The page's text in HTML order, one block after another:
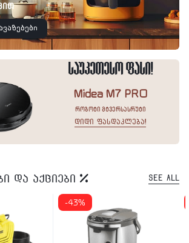
საუკეთესო ფასი!
Midea M7 PRO
რობოტი მტვერსასრუტი
დიდი ფასდაკლება!
და აქციები See All
-43%